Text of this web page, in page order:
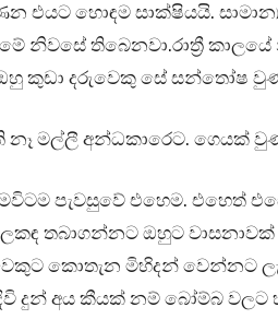
එයට හොඳම සාක්ෂියයි.
නිවසේ තිබෙනවා.රාත්‍රී
කුඩා දරුවෙකු සේ සන්තෝෂ
නෑ මල්ලී අන්ධකාරෙට. ගෙයක්
පැවසුවේ එහෙම. එහෙත්
තබාගන්නට ඔහුට
කොතැන මිහිදන් වෙන්නට
දුන් අය කීයක් නම් බෝම්බ වලට